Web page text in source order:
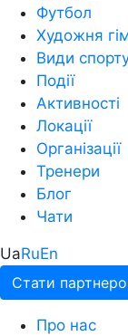
Футбол
Художня
Види
Події
Активності
Локації
Організації
Тренери
Блог
Чати
UaRuEn
Стати
Про нас